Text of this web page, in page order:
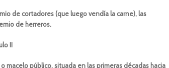
de cortadores (que luego vendía la carne), las
de herreros.
II
macelo público, situada en las primeras décadas hacia